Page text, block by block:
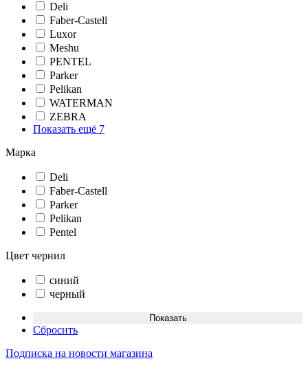
Deli
Faber-Castell
Luxor
Meshu
PENTEL
Parker
Pelikan
WATERMAN
ZEBRA
Показать ещё 7
Марка
Deli
Faber-Castell
Parker
Pelikan
Pentel
Цвет чернил
синий
черный
Сбросить
Подписка на новости магазина